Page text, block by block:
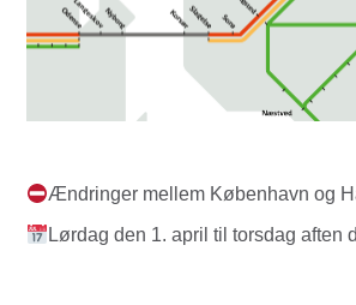
Ændringer mellem København og
Lørdag den 1. april til torsdag aften